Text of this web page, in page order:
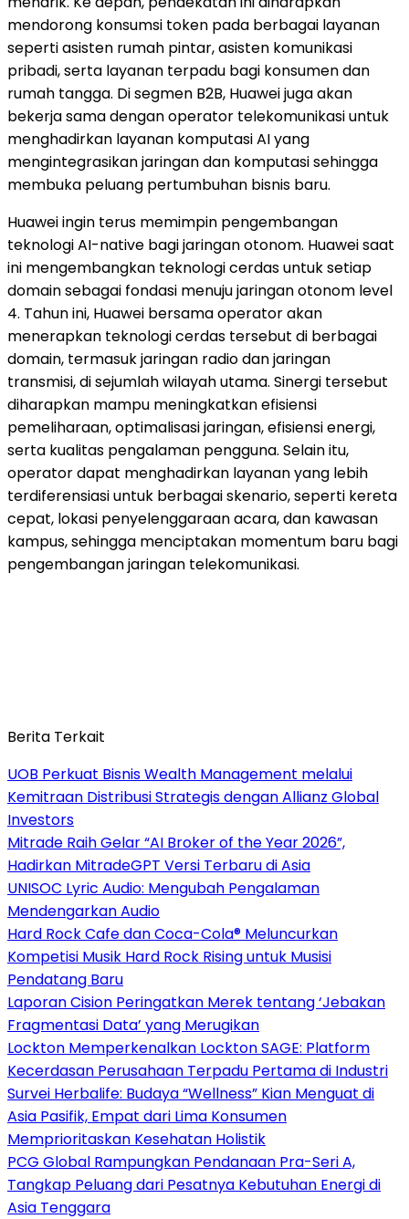
mendorong konsumsi token pada berbagai layanan
seperti asisten rumah pintar, asisten komunikasi
pribadi, serta layanan terpadu bagi konsumen dan
rumah tangga. Di segmen B2B, Huawei juga akan
bekerja sama dengan operator telekomunikasi untuk
menghadirkan layanan komputasi AI yang
mengintegrasikan jaringan dan komputasi sehingga
membuka peluang pertumbuhan bisnis baru.
Huawei ingin terus memimpin pengembangan
teknologi AI-native bagi jaringan otonom. Huawei saat
ini mengembangkan teknologi cerdas untuk setiap
domain sebagai fondasi menuju jaringan otonom level
4. Tahun ini, Huawei bersama operator akan
menerapkan teknologi cerdas tersebut di berbagai
domain, termasuk jaringan radio dan jaringan
transmisi, di sejumlah wilayah utama. Sinergi tersebut
diharapkan mampu meningkatkan efisiensi
pemeliharaan, optimalisasi jaringan, efisiensi energi,
serta kualitas pengalaman pengguna. Selain itu,
operator dapat menghadirkan layanan yang lebih
terdiferensiasi untuk berbagai skenario, seperti kereta
cepat, lokasi penyelenggaraan acara, dan kawasan
kampus, sehingga menciptakan momentum baru bagi
pengembangan jaringan telekomunikasi.
Berita Terkait
UOB Perkuat Bisnis Wealth Management melalui
Kemitraan Distribusi Strategis dengan Allianz Global
Investors
Mitrade Raih Gelar “AI Broker of the Year 2026”,
Hadirkan MitradeGPT Versi Terbaru di Asia
UNISOC Lyric Audio: Mengubah Pengalaman
Mendengarkan Audio
Hard Rock Cafe dan Coca-Cola® Meluncurkan
Kompetisi Musik Hard Rock Rising untuk Musisi
Pendatang Baru
Laporan Cision Peringatkan Merek tentang ‘Jebakan
Fragmentasi Data’ yang Merugikan
Lockton Memperkenalkan Lockton SAGE: Platform
Kecerdasan Perusahaan Terpadu Pertama di Industri
Survei Herbalife: Budaya “Wellness” Kian Menguat di
Asia Pasifik, Empat dari Lima Konsumen
Memprioritaskan Kesehatan Holistik
PCG Global Rampungkan Pendanaan Pra-Seri A,
Tangkap Peluang dari Pesatnya Kebutuhan Energi di
Asia Tenggara